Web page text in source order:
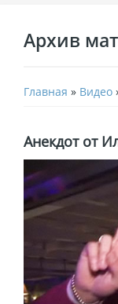
Архив
Главная » Видео
Анекдот от